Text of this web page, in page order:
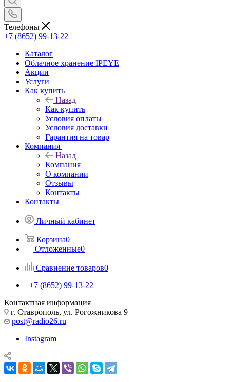
Телефоны
+7 (8652) 99-13-22
Каталог
Облачное хранение IPEYE
Акции
Услуги
Как купить
Назад
Как купить
Условия оплаты
Условия доставки
Гарантия на товар
Компания
Назад
Компания
О компании
Отзывы
Контакты
Контакты
Личный кабинет
Корзина0
Отложенные0
Сравнение товаров0
+7 (8652) 99-13-22
Контактная информация
г. Ставрополь, ул. Рогожникова 9
post@radio26.ru
Instagram